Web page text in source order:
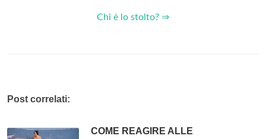
Chi è lo stolto? ⇒
Post correlati:
COME REAGIRE ALLE